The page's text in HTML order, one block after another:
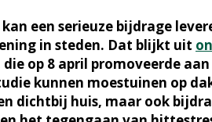
een serieuze bijdrage
in steden. Dat blijkt uit
die op 8 april promoveerde
kunnen moestuinen op
dichtbij huis, maar ook